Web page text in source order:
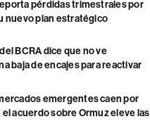
pérdidas trimestrales por
nuevo plan estratégico
BCRA dice que no ve
baja de encajes para reactivar
emergentes caen por
acuerdo sobre Ormuz eleve las